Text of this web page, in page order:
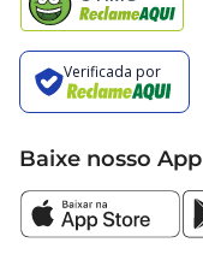
Baixe nosso App